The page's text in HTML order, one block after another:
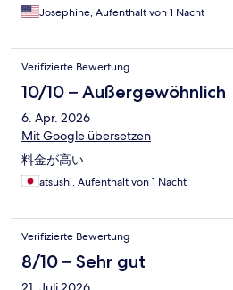
Josephine, Aufenthalt von 1 Nacht
Verifizierte Bewertung
10/10 – Außergewöhnlich
6. Apr. 2026
Mit Google übersetzen
料金が高い
atsushi, Aufenthalt von 1 Nacht
Verifizierte Bewertung
8/10 – Sehr gut